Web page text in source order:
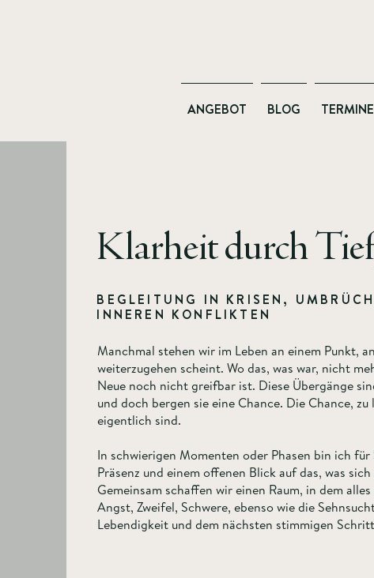
ANGEBOT BLOG TERMINE
Klarheit durch
BEGLEITUNG IN KRISEN,
INNEREN KONFLIKTEN
Manchmal stehen wir im Leben an einem Punkt,
weiterzugehen scheint. Wo das, was war, nicht
Neue noch nicht greifbar ist. Diese Übergänge
und doch bergen sie eine Chance. Die Chance, zu
eigentlich sind.
In schwierigen Momenten oder Phasen bin ich für
Präsenz und einem offenen Blick auf das, was
Gemeinsam schaffen wir einen Raum, in dem
Angst, Zweifel, Schwere, ebenso wie die
Lebendigkeit und dem nächsten stimmigen